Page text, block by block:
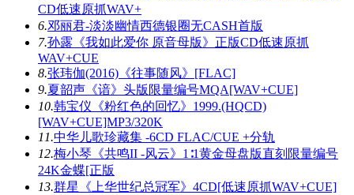
CD低速原抓WAV+
6.邓丽君-淡淡幽情西德银圈无CASH首版
7.孙露《我如此爱你 原音母版》正版CD低速原抓
WAV+CUE
8.张玮伽(2016)《往事随风》[FLAC]
9.夏韶声《谙》头版限量编号MQA[WAV+CUE]
10.韩宝仪《粉红色的回忆》1999.(HQCD)
[WAV+CUE]MP3/320K
11.中华儿歌珍藏集 -6CD FLAC/CUE +分轨
12.梅小琴《共鸣II -风云》1∶1黄金母盘版直刻限量编号
24K金蝶[正版
13.群星《上华世纪总冠军》4CD[低速原抓WAV+CUE]